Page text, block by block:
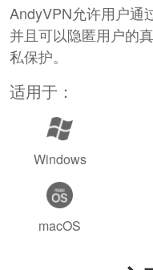
AndyVPN允许用户通
并且可以隐匿用户的
私保护。
适用于：
Windows
macOS